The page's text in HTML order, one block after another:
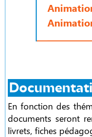
En fonction des
documents seront
livrets, fiches